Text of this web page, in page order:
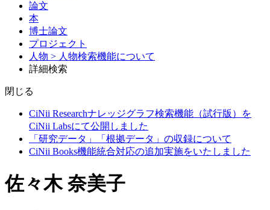
論文
本
博士論文
プロジェクト
人物 > 人物検索機能について
詳細検索
閉じる
CiNii Researchナレッジグラフ検索機能（試行版）を
CiNii Labsにて公開しました
「研究データ」「根拠データ」の収録について
CiNii Books機能統合対応の追加実施をいたしました
佐々木 奈美子